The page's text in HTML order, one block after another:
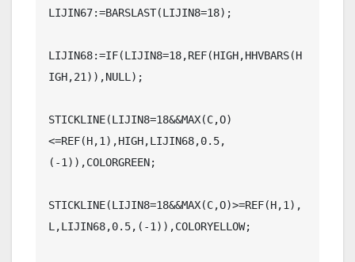
LIJIN67:=BARSLAST(LIJIN8=18);
LIJIN68:=IF(LIJIN8=18,REF(HIGH,HHVBARS(H
IGH,21)),NULL);
STICKLINE(LIJIN8=18&&MAX(C,O)
<=REF(H,1),HIGH,LIJIN68,0.5,
(-1)),COLORGREEN;
STICKLINE(LIJIN8=18&&MAX(C,O)>=REF(H,1),
L,LIJIN68,0.5,(-1)),COLORYELLOW;